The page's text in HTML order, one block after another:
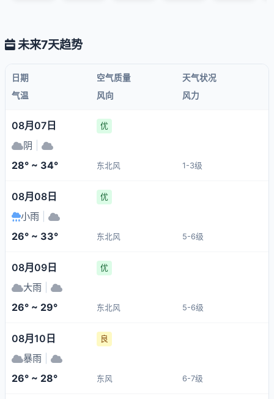
未来7天趋势
日期 空气质量
天气状况
气温
风向 风力
08月07日 优
阴
28° ~ 34° 东北风 1-3级
08月08日 优
小雨
26° ~ 33° 东北风 5-6级
08月09日 优
大雨
26° ~ 29° 东北风 5-6级
08月10日 良
暴雨
26° ~ 28° 东风 6-7级